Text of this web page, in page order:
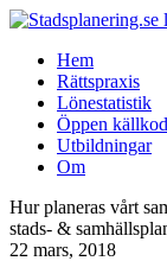
Hem
Rättspraxis
Lönestatistik
Öppen källkod
Utbildningar
Om
Hur planeras vårt
stads- &
22 mars, 2018